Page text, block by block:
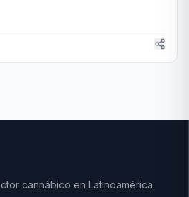
cannábico en Latinoamérica.